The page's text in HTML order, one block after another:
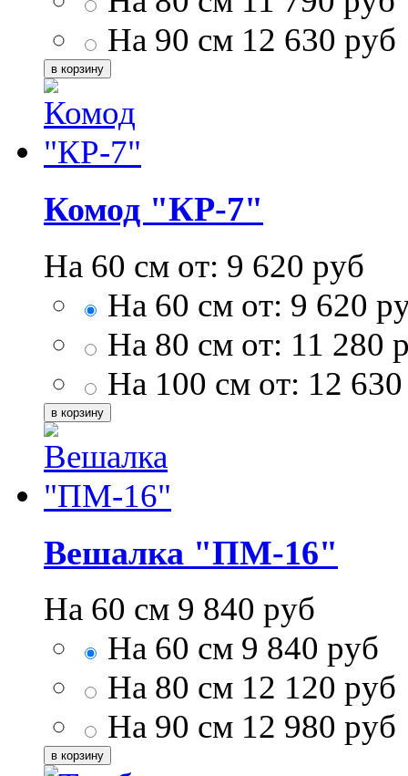
На 90 см 12 630 руб
Комод "КР-7"
На 60 см от: 9 620 руб
На 60 см от: 9 620
На 80 см от: 11 280
На 100 см от: 12 630
Вешалка "ПМ-16"
На 60 см 9 840 руб
На 60 см 9 840 руб
На 80 см 12 120 руб
На 90 см 12 980 руб